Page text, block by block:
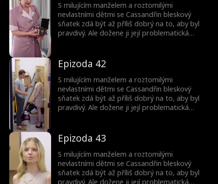
S milujícím manželem a roztomilými
nevlastními dětmi se Cassandřin bleskový
sňatek zdá být až příliš dobrý na to, aby byl
pravdivý. Ale dožene ji její problematická
Epizoda 42
S milujícím manželem a roztomilými
nevlastními dětmi se Cassandřin bleskový
sňatek zdá být až příliš dobrý na to, aby byl
pravdivý. Ale dožene ji její problematická
Epizoda 43
S milujícím manželem a roztomilými
nevlastními dětmi se Cassandřin bleskový
sňatek zdá být až příliš dobrý na to, aby byl
pravdivý. Ale dožene ji její problematická